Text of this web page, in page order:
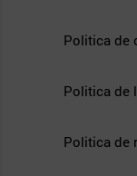
Politica de
Politica de
Politica de